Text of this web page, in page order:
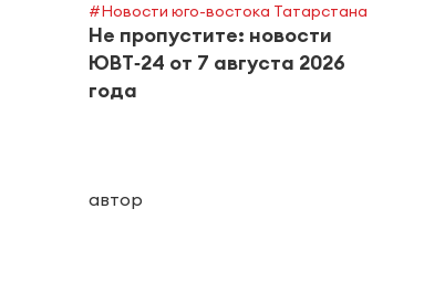
#Новости юго-востока Татарстана
Не пропустите: новости
ЮВТ‑24 от 7 августа 2026
года
автор